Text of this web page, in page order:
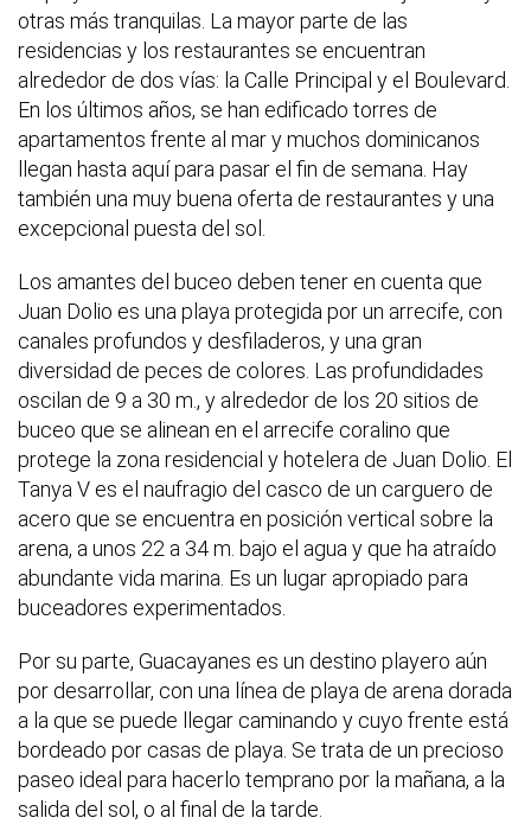
otras más tranquilas. La mayor parte de las
residencias y los restaurantes se encuentran
alrededor de dos vías: la Calle Principal y el Boulevard.
En los últimos años, se han edificado torres de
apartamentos frente al mar y muchos dominicanos
llegan hasta aquí para pasar el fin de semana. Hay
también una muy buena oferta de restaurantes y una
excepcional puesta del sol.
Los amantes del buceo deben tener en cuenta que
Juan Dolio es una playa protegida por un arrecife, con
canales profundos y desfiladeros, y una gran
diversidad de peces de colores. Las profundidades
oscilan de 9 a 30 m., y alrededor de los 20 sitios de
buceo que se alinean en el arrecife coralino que
protege la zona residencial y hotelera de Juan Dolio. El
Tanya V es el naufragio del casco de un carguero de
acero que se encuentra en posición vertical sobre la
arena, a unos 22 a 34 m. bajo el agua y que ha atraído
abundante vida marina. Es un lugar apropiado para
buceadores experimentados.
Por su parte, Guacayanes es un destino playero aún
por desarrollar, con una línea de playa de arena dorada
a la que se puede llegar caminando y cuyo frente está
bordeado por casas de playa. Se trata de un precioso
paseo ideal para hacerlo temprano por la mañana, a la
salida del sol, o al final de la tarde.